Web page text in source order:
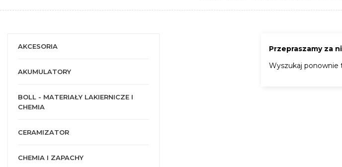
AKCESORIA
AKUMULATORY
BOLL - MATERIAŁY LAKIERNICZE I
CHEMIA
CERAMIZATOR
CHEMIA I ZAPACHY
Przepraszamy za
Wyszukaj ponownie